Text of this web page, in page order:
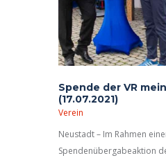
Spende der VR
(17.07.2021)
Verein
Neustadt – Im Rahmen
Spendenübergabeaktion